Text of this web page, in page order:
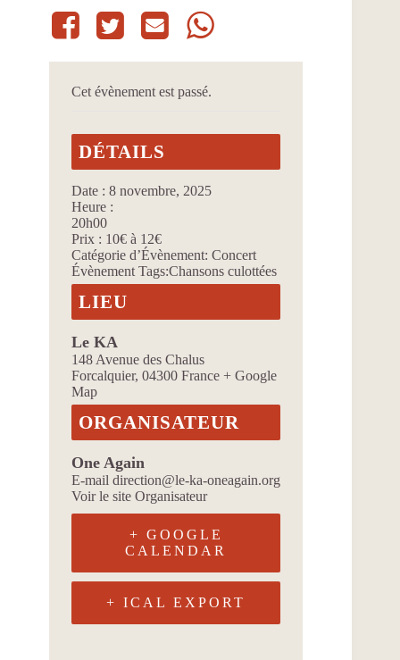
Cet évènement est passé.
DÉTAILS
Date : 8 novembre, 2025
Heure :
20h00
Prix : 10€ à 12€
Catégorie d’Évènement: Concert
Évènement Tags:Chansons culottées
LIEU
Le KA
148 Avenue des Chalus
Forcalquier, 04300 France + Google
Map
ORGANISATEUR
One Again
E-mail direction@le-ka-oneagain.org
Voir le site Organisateur
+ GOOGLE
CALENDAR
+ ICAL EXPORT